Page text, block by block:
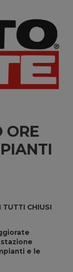
ORE
TUTTI CHIUSI
e le